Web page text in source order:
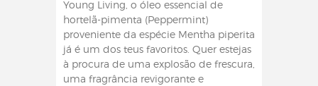
Young Living, o óleo essencial de
hortelã-pimenta (Peppermint)
proveniente da espécie Mentha piperita
já é um dos teus favoritos. Quer estejas
à procura de uma explosão de frescura,
uma fragrância revigorante e